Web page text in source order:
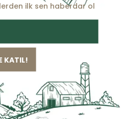
ilk sen haberdar ol
KATIL!